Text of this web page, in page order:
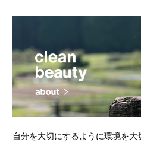
自分を大切にするように環境を